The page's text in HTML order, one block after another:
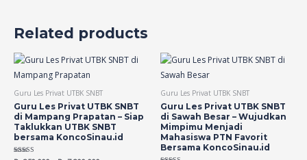
Related products
Guru Les Privat UTBK SNBT
Guru Les Privat UTBK SNBT
di Mampang Prapatan – Siap
Taklukkan UTBK SNBT
bersama KoncoSinau.id
Guru Les Privat UTBK SNBT
Guru Les Privat UTBK SNBT
di Sawah Besar – Wujudkan
Mimpimu Menjadi
Mahasiswa PTN Favorit
Bersama KoncoSinau.id